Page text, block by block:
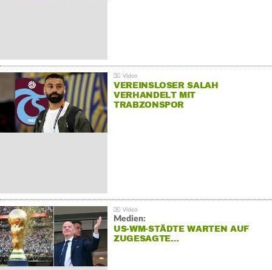
VEREINSLOSER SALAH
VERHANDELT MIT
TRABZONSPOR
Medien:
US-WM-STÄDTE WARTEN AUF
ZUGESAGTE…